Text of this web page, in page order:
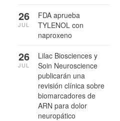
FDA aprueba
TYLENOL con
naproxeno
26
JUL
Lilac Biosciences y
Soin Neuroscience
publicarán una
revisión clínica sobre
biomarcadores de
ARN para dolor
neuropático
26
JUL